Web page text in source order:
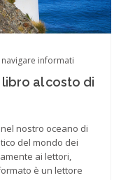
navigare informati
al costo di
nostro oceano di
del mondo dei
ai lettori,
è un lettore